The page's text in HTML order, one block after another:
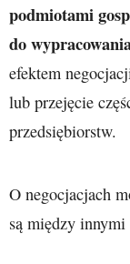
podmiotami
do
efektem
lub przejęcie
przedsiębiorstw.
O negocjacjach
są między